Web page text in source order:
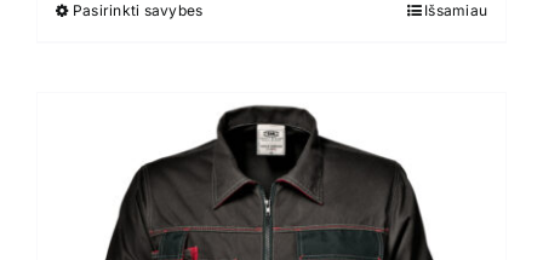
Pasirinkti savybesThis
multiple
variants.
The
options
Išsamiau